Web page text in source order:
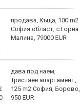
продава, Къща, 100 m2
София област, с.Горна
Малина, 79000 EUR
дава под наем,
Тристаен апартамент,
125 m2 София, Борово,
950 EUR